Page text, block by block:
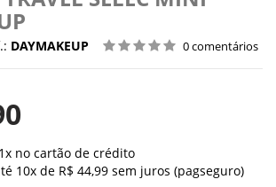
DAYMAKEUP 0 comentários
no cartão de crédito
10x de R$ 44,99 sem juros (pagseguro)